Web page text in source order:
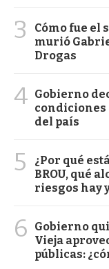
3
Cómo fue el
murió
Drogas
4 Gobierno
condiciones
del país
5
¿Por qué
BROU, qué
riesgos hay
6
Gobierno
Vieja
públicas: